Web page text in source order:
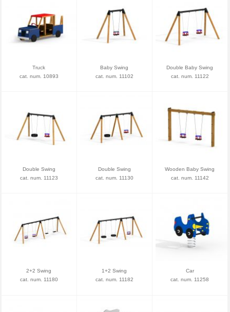
Truck
cat. num. 10893
Baby Swing
cat. num. 11102
Double Baby Swing
cat. num. 11122
Double Swing
cat. num. 11123
Double Swing
cat. num. 11130
Wooden Baby Swing
cat. num. 11142
2+2 Swing
cat. num. 11180
1+2 Swing
cat. num. 11182
Car
cat. num. 11258